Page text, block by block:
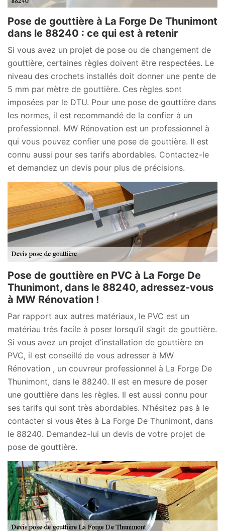
Pose de gouttière à La Forge De Thunimont
dans le 88240 : ce qui est à retenir
Si vous avez un projet de pose ou de changement de
gouttière, certaines règles doivent être respectées. Le
niveau des crochets installés doit donner une pente de
5 mm par mètre de gouttière. Ces règles sont
imposées par le DTU. Pour une pose de gouttière dans
les normes, il est recommandé de la confier à un
professionnel. MW Rénovation est un professionnel à
qui vous pouvez confier une pose de gouttière. Il est
connu aussi pour ses tarifs abordables. Contactez-le
et demandez un devis pour plus de précisions.
Pose de gouttière en PVC à La Forge De
Thunimont, dans le 88240, adressez-vous
à MW Rénovation !
Par rapport aux autres matériaux, le PVC est un
matériau très facile à poser lorsqu’il s’agit de gouttière.
Si vous avez un projet d’installation de gouttière en
PVC, il est conseillé de vous adresser à MW
Rénovation , un couvreur professionnel à La Forge De
Thunimont, dans le 88240. Il est en mesure de poser
une gouttière dans les règles. Il est aussi connu pour
ses tarifs qui sont très abordables. N’hésitez pas à le
contacter si vous êtes à La Forge De Thunimont, dans
le 88240. Demandez-lui un devis de votre projet de
pose de gouttière.